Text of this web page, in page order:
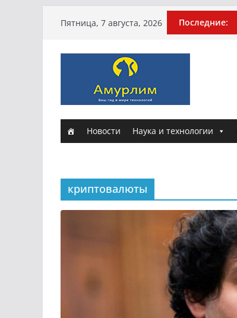
Пятница, 7 августа, 2026 Последние:
Новости Наука и технологии
криптовалюты